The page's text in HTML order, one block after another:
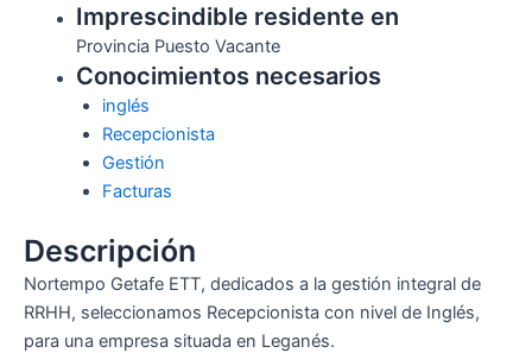
Imprescindible residente en
Provincia Puesto Vacante
Conocimientos necesarios
inglés
Recepcionista
Gestión
Facturas
Descripción
Nortempo Getafe ETT, dedicados a la gestión integral de
RRHH, seleccionamos Recepcionista con nivel de Inglés,
para una empresa situada en Leganés.